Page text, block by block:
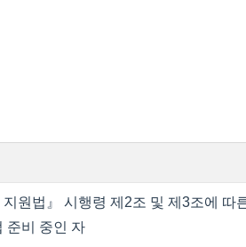
지원법』 시행령 제2조 및 제3조에 따
준비 중인 자